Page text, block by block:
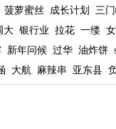
菠萝蜜丝 成长计划
三
大 银行业 拉花 一缕
新年问候 过华 油炸饼
大航 麻辣串 亚东县